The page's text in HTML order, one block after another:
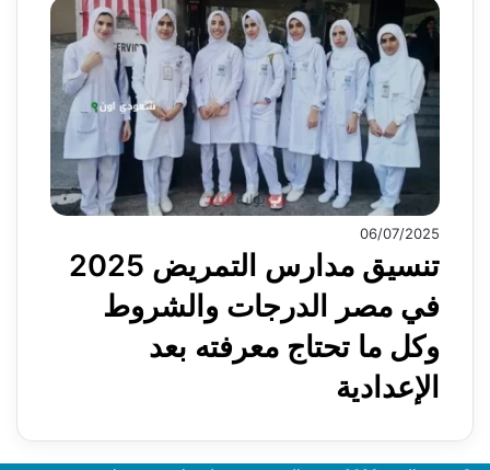
06/07/2025
تنسيق مدارس التمريض 2025
في مصر الدرجات والشروط
وكل ما تحتاج معرفته بعد
الإعدادية